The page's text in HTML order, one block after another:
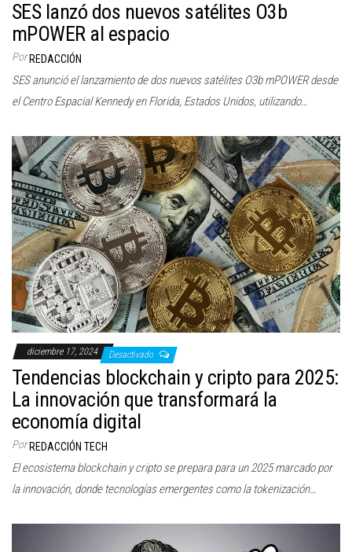
SES lanzó dos nuevos satélites O3b
mPOWER al espacio
Por REDACCIÓN
SES anunció el lanzamiento de dos nuevos satélites O3b mPOWER desde
el Centro Espacial Kennedy en Florida, Estados Unidos, utilizando…
diciembre 17, 2024 Desactivado
Tendencias blockchain y cripto para 2025:
La innovación que transformará la
economía digital
Por REDACCIÓN TECH
El ecosistema blockchain y cripto se prepara para un 2025 marcado por
la innovación, donde tecnologías emergentes como la tokenización…